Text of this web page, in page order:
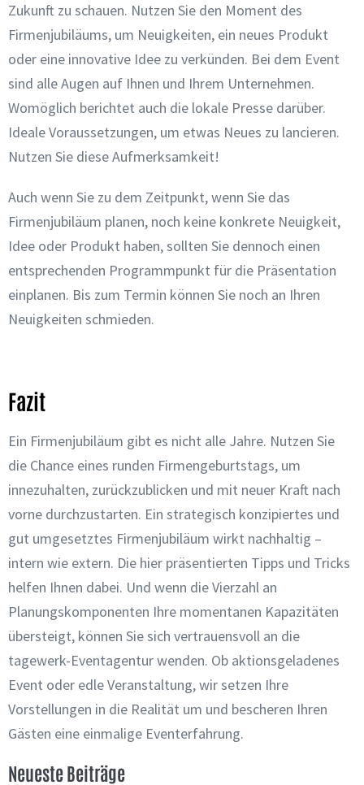
Zukunft zu schauen. Nutzen Sie den Moment des
Firmenjubiläums, um Neuigkeiten, ein neues Produkt
oder eine innovative Idee zu verkünden. Bei dem Event
sind alle Augen auf Ihnen und Ihrem Unternehmen.
Womöglich berichtet auch die lokale Presse darüber.
Ideale Voraussetzungen, um etwas Neues zu lancieren.
Nutzen Sie diese Aufmerksamkeit!
Auch wenn Sie zu dem Zeitpunkt, wenn Sie das
Firmenjubiläum planen, noch keine konkrete Neuigkeit,
Idee oder Produkt haben, sollten Sie dennoch einen
entsprechenden Programmpunkt für die Präsentation
einplanen. Bis zum Termin können Sie noch an Ihren
Neuigkeiten schmieden.
Fazit
Ein Firmenjubiläum gibt es nicht alle Jahre. Nutzen Sie
die Chance eines runden Firmengeburtstags, um
innezuhalten, zurückzublicken und mit neuer Kraft nach
vorne durchzustarten. Ein strategisch konzipiertes und
gut umgesetztes Firmenjubiläum wirkt nachhaltig –
intern wie extern. Die hier präsentierten Tipps und Tricks
helfen Ihnen dabei. Und wenn die Vierzahl an
Planungskomponenten Ihre momentanen Kapazitäten
übersteigt, können Sie sich vertrauensvoll an die
tagewerk-Eventagentur wenden. Ob aktionsgeladenes
Event oder edle Veranstaltung, wir setzen Ihre
Vorstellungen in die Realität um und bescheren Ihren
Gästen eine einmalige Eventerfahrung.
Neueste Beiträge